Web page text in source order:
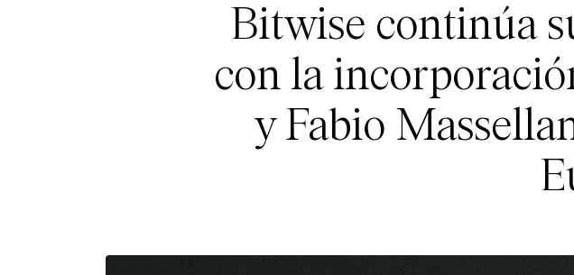
Bitwise continúa
con la
y Fabio